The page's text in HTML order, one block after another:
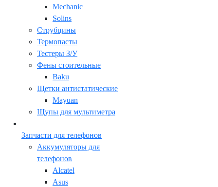
Mechanic
Solins
Струбцины
Термопасты
Тестеры З/У
Фены стоительные
Baku
Щетки антистатические
Mayuan
Щупы для мультиметра
Запчасти для телефонов
Аккумуляторы для
телефонов
Alcatel
Asus